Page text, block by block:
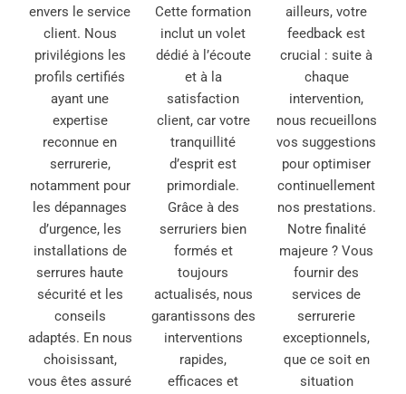
envers le service
client. Nous
privilégions les
profils certifiés
ayant une
expertise
reconnue en
serrurerie,
notamment pour
les dépannages
d’urgence, les
installations de
serrures haute
sécurité et les
conseils
adaptés. En nous
choisissant,
vous êtes assuré
Cette formation
inclut un volet
dédié à l’écoute
et à la
satisfaction
client, car votre
tranquillité
d’esprit est
primordiale.
Grâce à des
serruriers bien
formés et
toujours
actualisés, nous
garantissons des
interventions
rapides,
efficaces et
ailleurs, votre
feedback est
crucial : suite à
chaque
intervention,
nous recueillons
vos suggestions
pour optimiser
continuellement
nos prestations.
Notre finalité
majeure ? Vous
fournir des
services de
serrurerie
exceptionnels,
que ce soit en
situation